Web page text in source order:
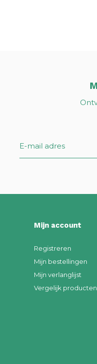
Mijn account
Registreren
Mijn bestellingen
Mijn verlanglijst
Vergelijk producten